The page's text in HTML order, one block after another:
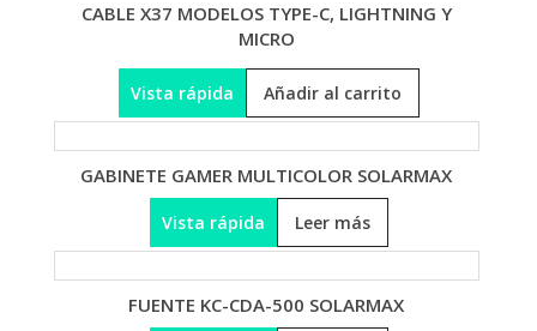
CABLE X37 MODELOS TYPE-C, LIGHTNING Y
MICRO
Añadir al carrito
Vista rápida
GABINETE GAMER MULTICOLOR SOLARMAX
Leer más
Vista rápida
FUENTE KC-CDA-500 SOLARMAX